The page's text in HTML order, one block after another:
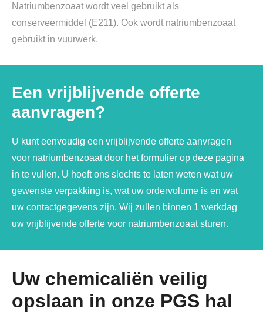
Natriumbenzoaat wordt veel gebruikt als
conserveermiddel (E211). Ook wordt natriumbenzoaat
gebruikt in vuurwerk.
Een vrijblijvende offerte
aanvragen?
U kunt eenvoudig een vrijblijvende offerte aanvragen
voor natriumbenzoaat door het formulier op deze pagina
in te vullen. U hoeft ons slechts te laten weten wat uw
gewenste verpakking is, wat uw ordervolume is en wat
uw contactgegevens zijn. Wij zullen binnen 1 werkdag
uw vrijblijvende offerte voor natriumbenzoaat sturen.
Uw chemicaliën veilig
opslaan in onze PGS hal